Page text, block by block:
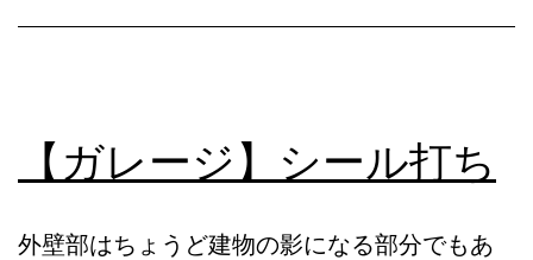
【ガレージ】シール打ち
外壁部はちょうど建物の影になる部分でもあ